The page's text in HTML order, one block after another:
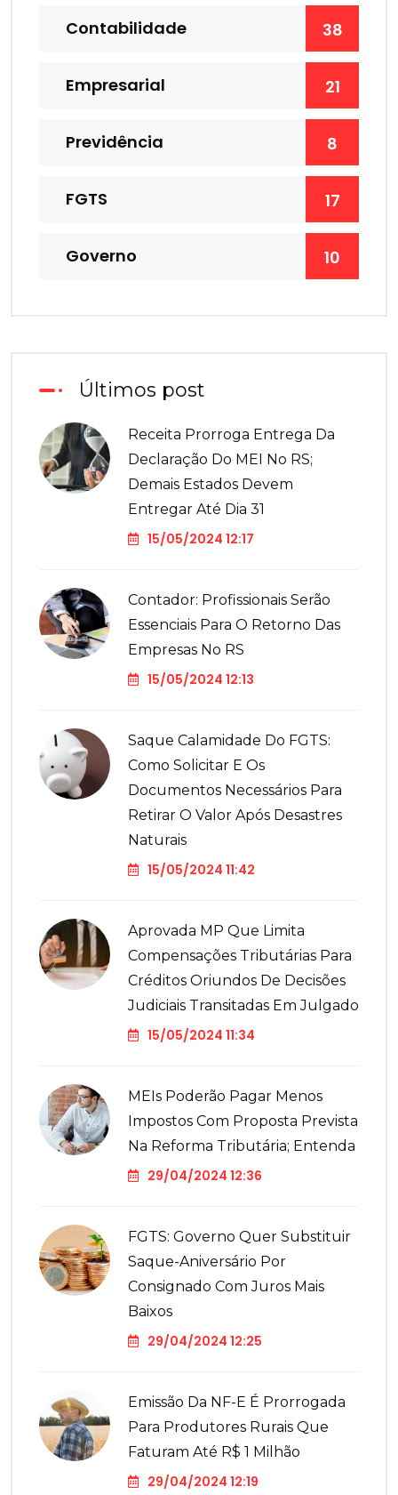
Contabilidade 38
Empresarial 21
Previdência 8
FGTS 17
Governo 10
Últimos post
Receita Prorroga Entrega Da
Declaração Do MEI No RS;
Demais Estados Devem
Entregar Até Dia 31
15/05/2024 12:17
Contador: Profissionais Serão
Essenciais Para O Retorno Das
Empresas No RS
15/05/2024 12:13
Saque Calamidade Do FGTS:
Como Solicitar E Os
Documentos Necessários Para
Retirar O Valor Após Desastres
Naturais
15/05/2024 11:42
Aprovada MP Que Limita
Compensações Tributárias Para
Créditos Oriundos De Decisões
Judiciais Transitadas Em Julgado
15/05/2024 11:34
MEIs Poderão Pagar Menos
Impostos Com Proposta Prevista
Na Reforma Tributária; Entenda
29/04/2024 12:36
FGTS: Governo Quer Substituir
Saque-Aniversário Por
Consignado Com Juros Mais
Baixos
29/04/2024 12:25
Emissão Da NF-E É Prorrogada
Para Produtores Rurais Que
Faturam Até R$ 1 Milhão
29/04/2024 12:19